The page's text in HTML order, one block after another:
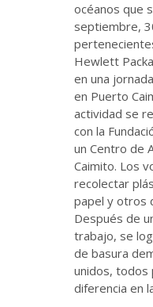
océanos que
septiembre,
Hewlett
en una
en Puerto
actividad se
con la
un Centro de
Caimito. Los
recolectar
papel y otros
Después de
trabajo, se
de basura
unidos, todos
diferencia en